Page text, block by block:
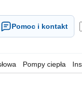
Pomoc i kontakt
Pompy ciepła